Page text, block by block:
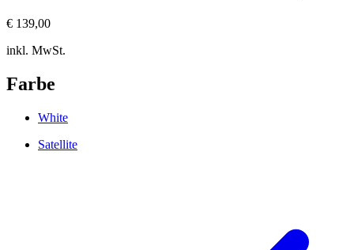
€ 139,00
inkl. MwSt.
Farbe
White
Satellite